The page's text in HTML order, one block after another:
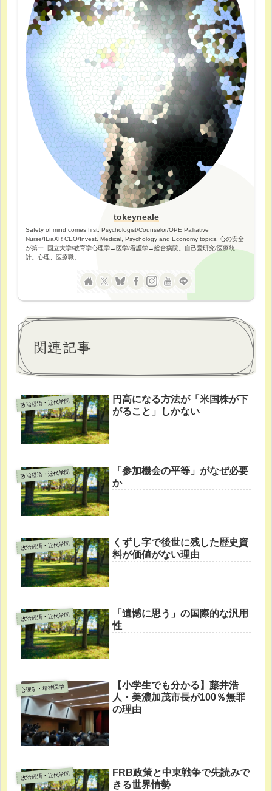
tokeyneale
Safety of mind comes first. Psychologist/Counselor/OPE Palliative
Nurse/ILiaXR CEO/Invest. Medical, Psychology and Economy topics. 心の安全
が第一. 国立大学/教育学心理学→医学/看護学→総合病院。自己愛研究/医療統
計。心理、医療職。
関連記事
政治経済・近代学問
円高になる方法が「米国株が下
がること」しかない
政治経済・近代学問
「参加機会の平等」がなぜ必要
か
政治経済・近代学問
くずし字で後世に残した歴史資
料が価値がない理由
政治経済・近代学問
「遺憾に思う」の国際的な汎用
性
心理学・精神医学
【小学生でも分かる】藤井浩
人・美濃加茂市長が100％無罪
の理由
政治経済・近代学問
FRB政策と中東戦争で先読みで
きる世界情勢